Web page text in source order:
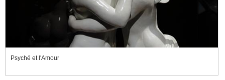
Psyché et l'Amour